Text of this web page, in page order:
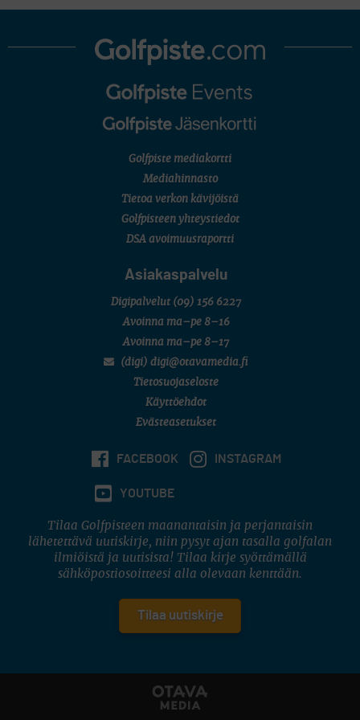
Golfpiste mediakortti
Mediahinnasto
Tietoa verkon kävijöistä
Golfpisteen yhteystiedot
DSA avoimuusraportti
Asiakaspalvelu
Digipalvelut (09) 156 6227
Avoinna ma–pe 8–16
Avoinna ma–pe 8–17
(digi) digi@otavamedia.fi
Tietosuojaseloste
Käyttöehdot
Evästeasetukset
FACEBOOK INSTAGRAM
YOUTUBE
Tilaa Golfpisteen maanantaisin ja perjantaisin
lähetettävä uutiskirje, niin pysyt ajan tasalla golfalan
ilmiöistä ja uutisista! Tilaa kirje syöttämällä
sähköpostiosoitteesi alla olevaan kenttään.
Tilaa uutiskirje